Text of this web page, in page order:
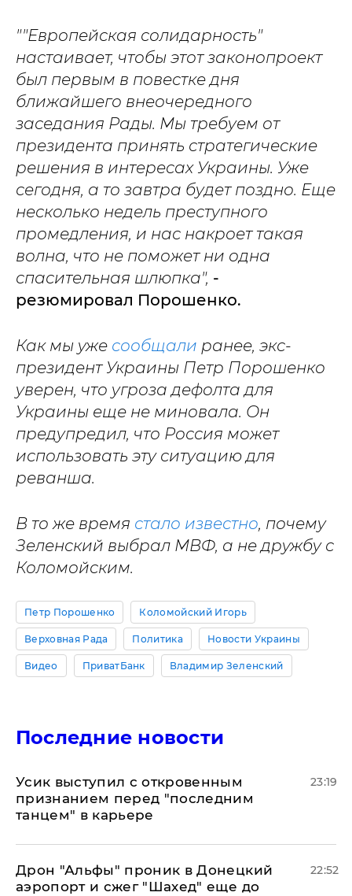
""Европейская солидарность"
настаивает, чтобы этот законопроект
был первым в повестке дня
ближайшего внеочередного
заседания Рады. Мы требуем от
президента принять стратегические
решения в интересах Украины. Уже
сегодня, а то завтра будет поздно. Еще
несколько недель преступного
промедления, и нас накроет такая
волна, что не поможет ни одна
спасительная шлюпка", -
резюмировал Порошенко.
Как мы уже сообщали ранее, экс-
президент Украины Петр Порошенко
уверен, что угроза дефолта для
Украины еще не миновала. Он
предупредил, что Россия может
использовать эту ситуацию для
реванша.
В то же время стало известно, почему
Зеленский выбрал МВФ, а не дружбу с
Коломойским.
Петр Порошенко Коломойский Игорь
Верховная Рада Политика Новости Украины
Видео ПриватБанк Владимир Зеленский
Последние новости
Усик выступил с откровенным
признанием перед "последним
танцем" в карьере
23:19
Дрон "Альфы" проник в Донецкий
аэропорт и сжег "Шахед" еще до
22:52